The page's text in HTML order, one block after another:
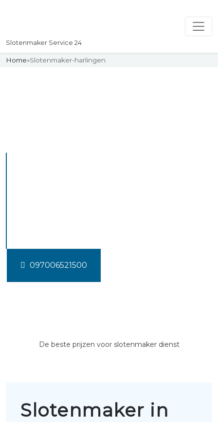
Slotenmaker Service 24
Home»Slotenmaker-harlingen
097006521500
De beste prijzen voor slotenmaker dienst
Slotenmaker in